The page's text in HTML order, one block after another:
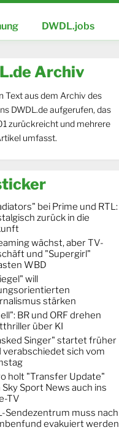
DWDL.jobs
Archiv
Text aus dem Archiv des
DWDL.de aufgerufen, das
zurückreicht und mehrere
umfasst.
bei Prime und RTL:
zurück in die
wächst, aber TV-
und "Supergirl"
WBD
will
stärken
BR und ORF drehen
über KI
Singer" startet früher
verabschiedet sich vom
holt "Transfer Update"
Sky Sport News auch ins
TV
Sendezentrum muss nach
evakuiert werden